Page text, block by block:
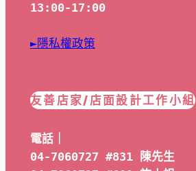
13:00-17:00
►隱私權政策
友善店家/店面設計工作小組
電話｜
04-7060727 #831 陳先生